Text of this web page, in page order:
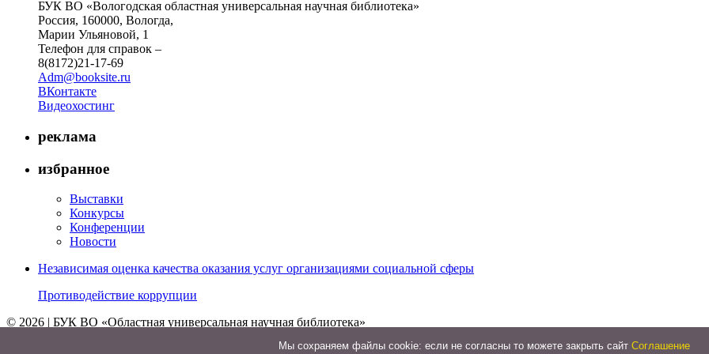
БУК ВО «Вологодская областная универсальная научная библиотека»
Россия, 160000, Вологда,
Марии Ульяновой, 1
Телефон для справок –
8(8172)21-17-69
Adm@booksite.ru
ВКонтакте
Видеохостинг
реклама
избранное
Выставки
Конкурсы
Конференции
Новости
Независимая оценка качества оказания услуг организациями социальной сферы
Противодействие коррупции
© 2026 | БУК ВО «Областная универсальная научная библиотека»
Мы cохраняем файлы cookie: если не согласны то можете закрыть сайт Соглашение